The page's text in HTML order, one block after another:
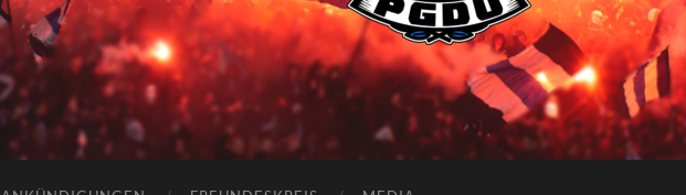
Proud
Generation
Duisburg